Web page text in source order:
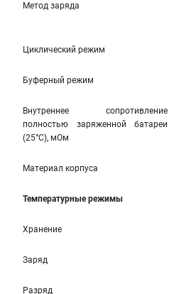
Метод заряда
Циклический режим
Буферный режим
Внутреннее сопротивление
полностью заряженной батареи
(25°С), мОм
Материал корпуса
Температурные режимы
Хранение
Заряд
Разряд